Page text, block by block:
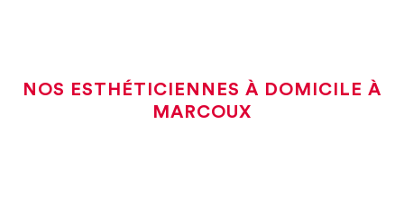
NOS ESTHÉTICIENNES À DOMICILE À
MARCOUX